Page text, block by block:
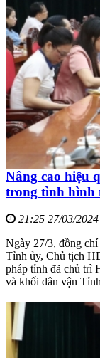
Nâng cao hiệu
trong tình hình
21:25 27/03/2024
Ngày 27/3, đồng
Tỉnh ủy, Chủ tịch
pháp tỉnh đã chủ trì
và khối dân vận